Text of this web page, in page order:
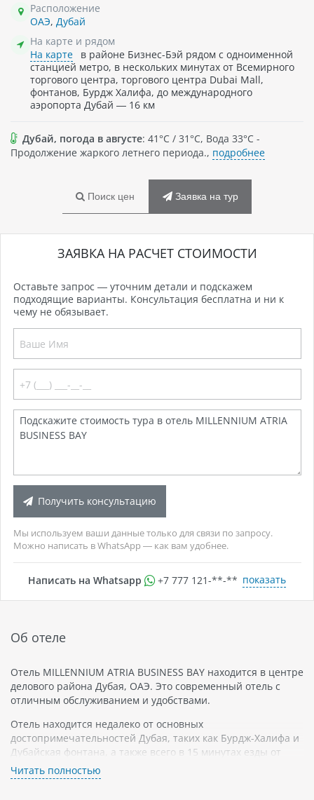
Расположение
ОАЭ, Дубай
На карте и рядом
На карте
в районе Бизнес-Бэй рядом с одноименной
станцией метро, в нескольких минутах от Всемирного
торгового центра, торгового центра Dubai Mall,
фонтанов, Бурдж Халифа, до международного
аэропорта Дубай — 16 км
Дубай, погода в августе: 41°C / 31°C, Вода 33°C -
Продолжение жаркого летнего периода., подробнее
Поиск цен Заявка на тур
ЗАЯВКА НА РАСЧЕТ СТОИМОСТИ
Оставьте запрос — уточним детали и подскажем
подходящие варианты. Консультация бесплатна и ни к
чему не обязывает.
Получить консультацию
Мы используем ваши данные только для связи по запросу.
Можно написать в WhatsApp — как вам удобнее.
Написать на Whatsapp +7 777 121-**-** показать
Об отеле
Отель MILLENNIUM ATRIA BUSINESS BAY находится в центре
делового района Дубая, ОАЭ. Это современный отель с
отличным обслуживанием и удобствами.
Отель находится недалеко от основных
достопримечательностей Дубая, таких как Бурдж-Халифа и
Дубайская фонтана, а также всего в 15 минутах езды от
аэропорта Дубая.
Читать полностью